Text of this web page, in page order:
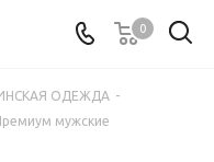
0
ОДЕЖДА -
мужские